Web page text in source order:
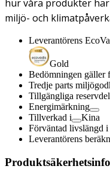
hur våra produkter
miljö- och
Leverantörens
Gold
Bedömningen gäller
Tredje parts
Tillgängliga
Energimärkning
Tillverkad i
Kina
Förväntad livslängd i
Leverantörens